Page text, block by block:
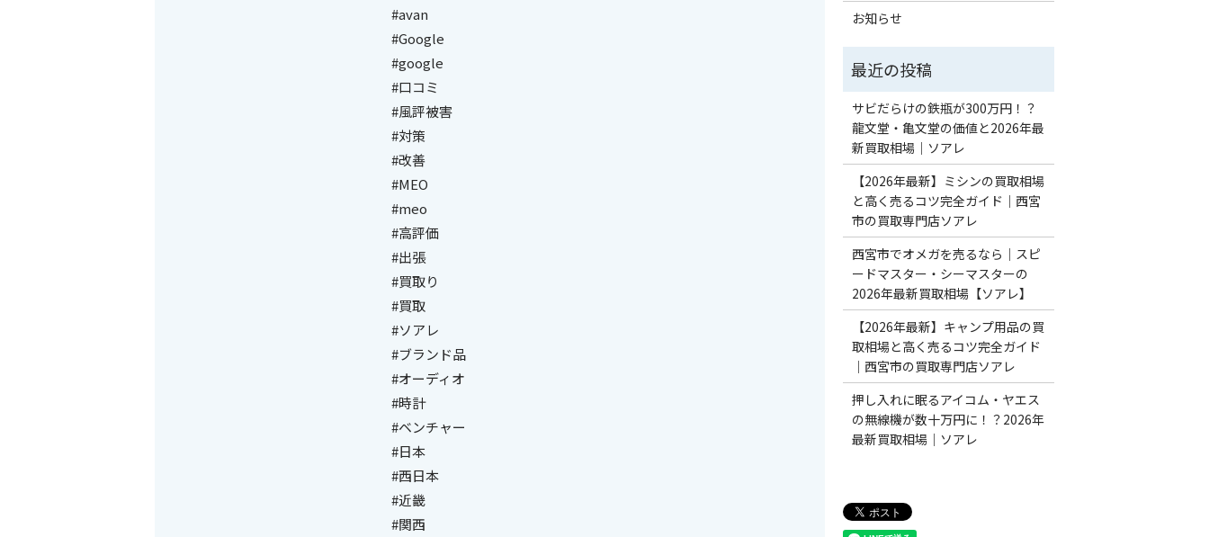
#avan
#Google
#google
#口コミ
#風評被害
#対策
#改善
#MEO
#meo
#高評価
#出張
#買取り
#買取
#ソアレ
#ブランド品
#オーディオ
#時計
#ベンチャー
#日本
#西日本
#近畿
#関西
お知らせ
サビだらけの鉄瓶が300万円！？
龍文堂・亀文堂の価値と2026年最
新買取相場｜ソアレ
【2026年最新】ミシンの買取相場
と高く売るコツ完全ガイド｜西宮
市の買取専門店ソアレ
西宮市でオメガを売るなら｜スピ
ードマスター・シーマスターの
2026年最新買取相場【ソアレ】
【2026年最新】キャンプ用品の買
取相場と高く売るコツ完全ガイド
｜西宮市の買取専門店ソアレ
押し入れに眠るアイコム・ヤエス
の無線機が数十万円に！？2026年
最新買取相場｜ソアレ